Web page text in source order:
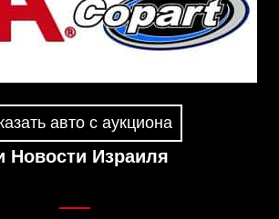
авто с аукциона
Новости Израиля